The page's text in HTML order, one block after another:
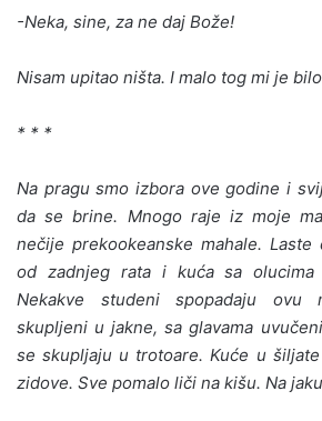
-Neka, sine, za ne daj Bože!
Nisam upitao ništa. I malo tog mi je
* * *
Na pragu smo izbora ove godine i
da se brine. Mnogo raje iz moje
nečije prekookeanske mahale.
od zadnjeg rata i kuća sa olucima
Nekakve studeni spopadaju ovu
skupljeni u jakne, sa glavama
se skupljaju u trotoare. Kuće u
zidove. Sve pomalo liči na kišu. Na